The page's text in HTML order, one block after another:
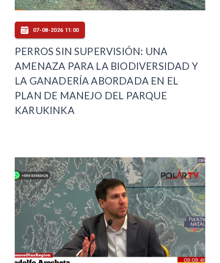
07-08-2026 11:00
PERROS SIN SUPERVISIÓN: UNA
AMENAZA PARA LA BIODIVERSIDAD Y
LA GANADERÍA ABORDADA EN EL
PLAN DE MANEJO DEL PARQUE
KARUKINKA